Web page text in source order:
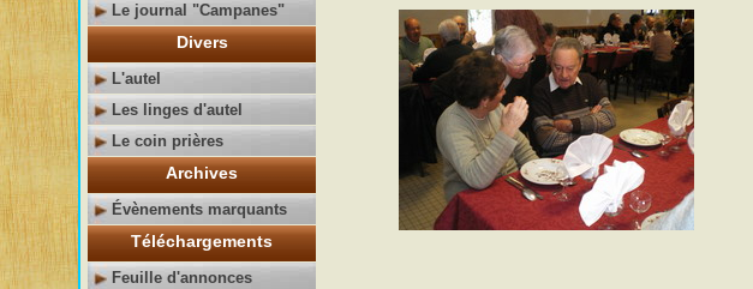
Le journal "Campanes"
Divers
L'autel
Les linges d'autel
Le coin prières
Archives
Évènements marquants
Téléchargements
Feuille d'annonces